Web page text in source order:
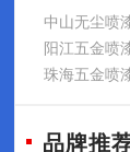
中山无尘喷
阳江五金喷
珠海五金喷
品牌推